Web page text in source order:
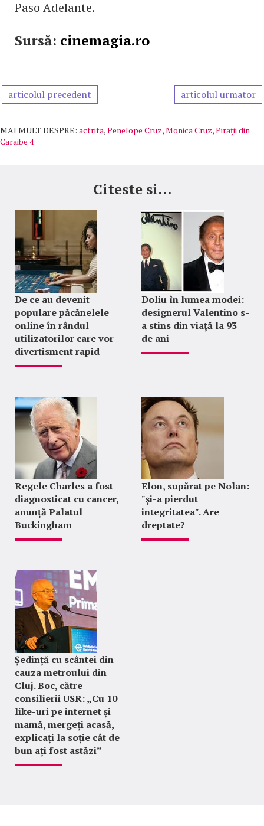
Paso Adelante.
Sursă: cinemagia.ro
articolul precedent articolul urmator
MAI MULT DESPRE: actrita,Penelope Cruz,Monica Cruz,Piraţii din
Caraibe 4
Citeste si...
De ce au devenit
populare păcănelele
online în rândul
utilizatorilor care vor
divertisment rapid
Doliu în lumea modei:
designerul Valentino s-
a stins din viață la 93
de ani
Regele Charles a fost
diagnosticat cu cancer,
anunță Palatul
Buckingham
Elon, supărat pe Nolan:
"şi-a pierdut
integritatea". Are
dreptate?
Ședință cu scântei din
cauza metroului din
Cluj. Boc, către
consilierii USR: „Cu 10
like-uri pe internet și
mamă, mergeți acasă,
explicați la soție cât de
bun ați fost astăzi”